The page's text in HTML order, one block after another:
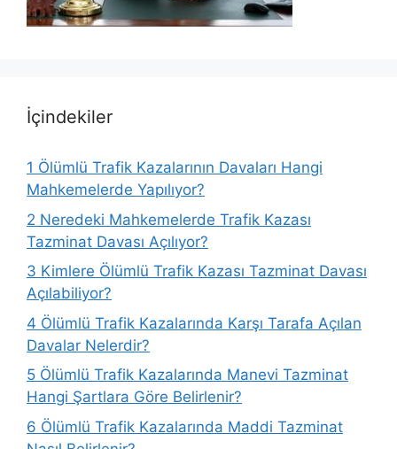
İçindekiler
1 Ölümlü Trafik Kazalarının Davaları Hangi
Mahkemelerde Yapılıyor?
2 Neredeki Mahkemelerde Trafik Kazası
Tazminat Davası Açılıyor?
3 Kimlere Ölümlü Trafik Kazası Tazminat Davası
Açılabiliyor?
4 Ölümlü Trafik Kazalarında Karşı Tarafa Açılan
Davalar Nelerdir?
5 Ölümlü Trafik Kazalarında Manevi Tazminat
Hangi Şartlara Göre Belirlenir?
6 Ölümlü Trafik Kazalarında Maddi Tazminat